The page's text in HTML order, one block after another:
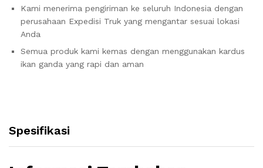
Kami menerima pengiriman ke seluruh Indonesia dengan
perusahaan Expedisi Truk yang mengantar sesuai lokasi
Anda
Semua produk kami kemas dengan menggunakan kardus
ikan ganda yang rapi dan aman
Spesifikasi